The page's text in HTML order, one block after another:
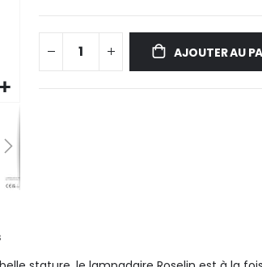
AJOUTER AU